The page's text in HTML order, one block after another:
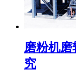
磨粉机
究